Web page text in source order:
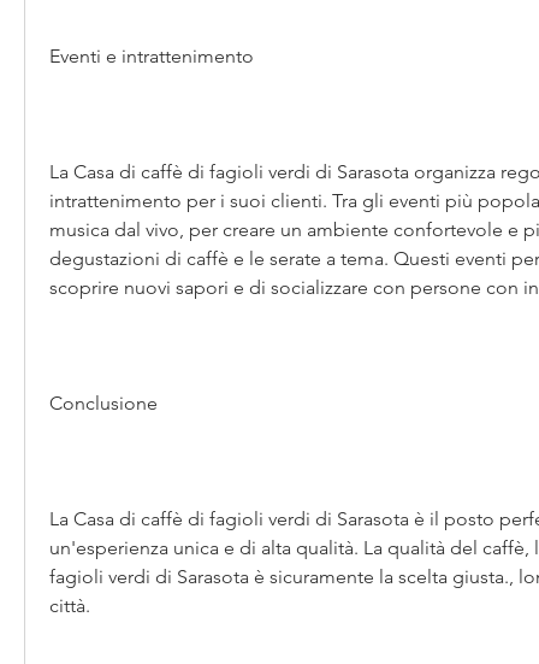
Eventi e intrattenimento
La Casa di caffè di fagioli verdi di Sarasota organizza
intrattenimento per i suoi clienti. Tra gli eventi più
musica dal vivo, per creare un ambiente confortevole e
degustazioni di caffè e le serate a tema. Questi eventi
scoprire nuovi sapori e di socializzare con persone con
Conclusione
La Casa di caffè di fagioli verdi di Sarasota è il posto
un'esperienza unica e di alta qualità. La qualità del caffè,
fagioli verdi di Sarasota è sicuramente la scelta giusta.,
città.